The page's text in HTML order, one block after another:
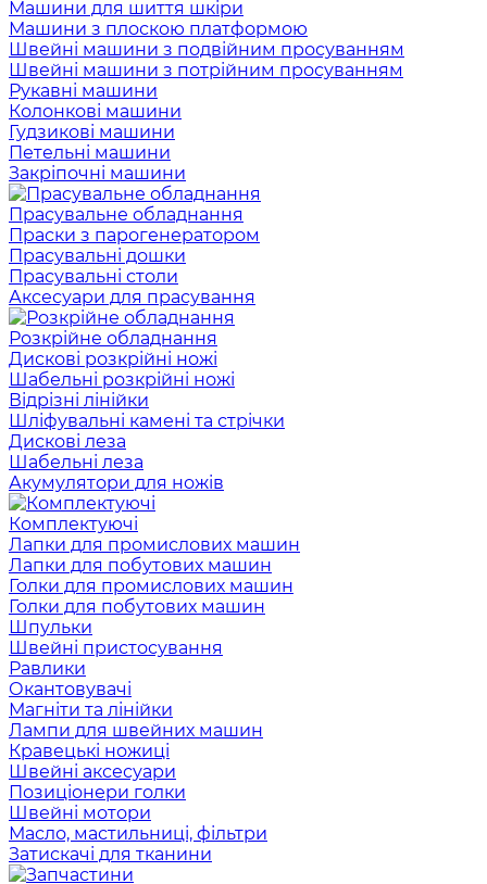
Машини для шиття шкіри
Машини з плоскою платформою
Швейні машини з подвійним просуванням
Швейні машини з потрійним просуванням
Рукавні машини
Колонкові машини
Гудзикові машини
Петельні машини
Закріпочні машини
Прасувальне обладнання
Праски з парогенератором
Прасувальні дошки
Прасувальні столи
Аксесуари для прасування
Розкрійне обладнання
Дискові розкрійні ножі
Шабельні розкрійні ножі
Відрізні лінійки
Шліфувальні камені та стрічки
Дискові леза
Шабельні леза
Акумулятори для ножів
Комплектуючі
Лапки для промислових машин
Лапки для побутових машин
Голки для промислових машин
Голки для побутових машин
Шпульки
Швейні пристосування
Равлики
Окантовувачі
Магніти та лінійки
Лампи для швейних машин
Кравецькі ножиці
Швейні аксесуари
Позиціонери голки
Швейні мотори
Масло, мастильниці, фільтри
Затискачі для тканини